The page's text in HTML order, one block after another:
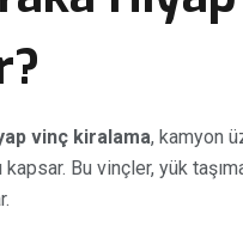
vinç kiralama, kamyon
kapsar. Bu vinçler, yük